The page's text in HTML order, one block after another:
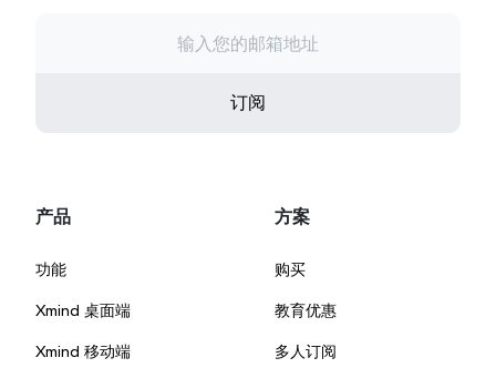
订阅
产品
功能
Xmind 桌面端
Xmind 移动端
方案
购买
教育优惠
多人订阅